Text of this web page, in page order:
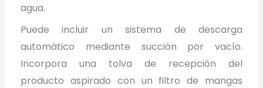
agua.
Puede incluir un sistema de descarga
automático mediante succión por vacío.
Incorpora una tolva de recepción del
producto aspirado con un filtro de mangas